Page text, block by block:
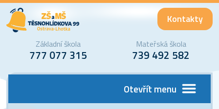
Kontakty
Základní škola
777 077 315
Mateřská škola
739 492 582
Otevřít menu